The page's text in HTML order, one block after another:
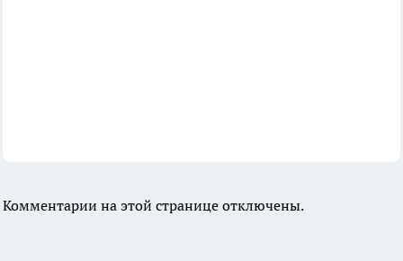
Комментарии на этой странице отключены.